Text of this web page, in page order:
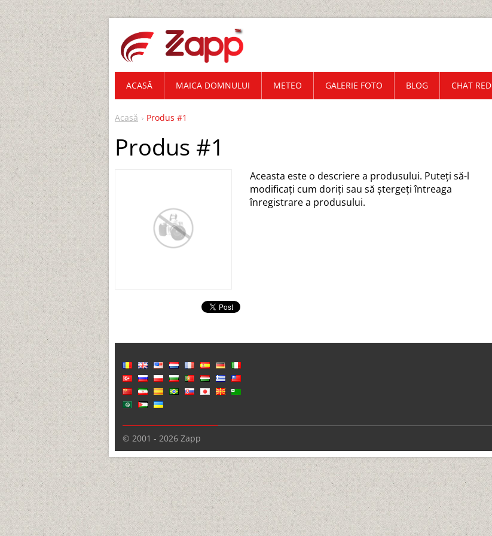
Acasă Produs #1
Produs #1
Aceasta este o descriere a produsului. Puteţi să-l
modificaţi cum doriţi sau să ştergeţi întreaga
înregistrare a produsului.
ACASĂ MAICA DOMNULUI METEO GALERIE FOTO BLOG CHAT RED
© 2001 - 2026 Zapp